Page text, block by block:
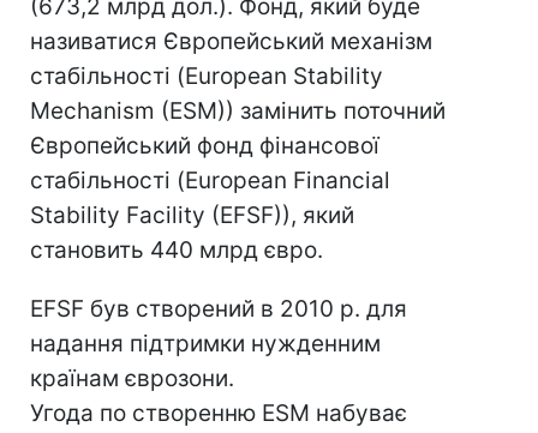
(673,2 млрд дол.). Фонд, який буде
називатися Європейський механізм
стабільності (European Stability
Mechanism (ESM)) замінить поточний
Європейський фонд фінансової
стабільності (European Financial
Stability Facility (EFSF)), який
становить 440 млрд євро.
EFSF був створений в 2010 р. для
надання підтримки нужденним
країнам єврозони.
Угода по створенню ESM набуває